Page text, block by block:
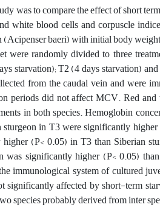
was to compare the effect of short
white blood cells and corpuscle
(Acipenser baeri) with initial body
were randomly divided to three
starvation); T2 (4 days starvation)
from the caudal vein and were
periods did not affect MCV. Red
in both species. Hemoglobin
in T3 were significantly
(P< 0.05) in T3 than Siberian
was significantly higher (P< 0.05)
immunological system of cultured
significantly affected by short-term
species probably derived from inter